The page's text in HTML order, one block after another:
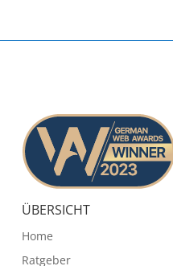
ÜBERSICHT
Home
Ratgeber